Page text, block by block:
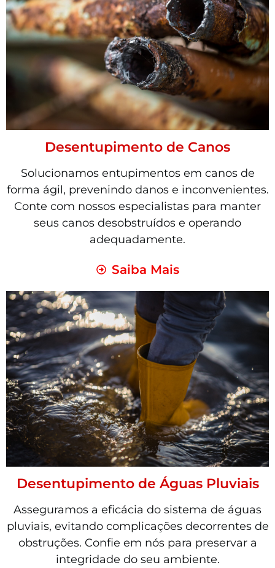
Desentupimento de Canos
Solucionamos entupimentos em canos de
forma ágil, prevenindo danos e inconvenientes.
Conte com nossos especialistas para manter
seus canos desobstruídos e operando
adequadamente.
Saiba Mais
Desentupimento de Águas Pluviais
Asseguramos a eficácia do sistema de águas
pluviais, evitando complicações decorrentes de
obstruções. Confie em nós para preservar a
integridade do seu ambiente.